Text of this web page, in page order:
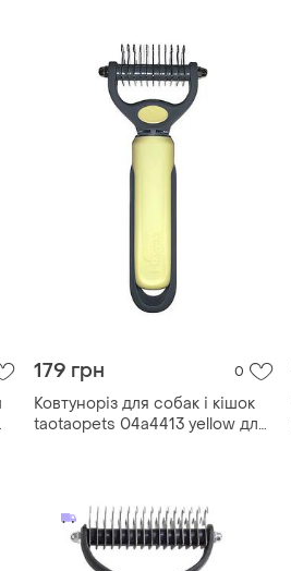
179 грн 0
Ковтуноріз для собак і кішок
taotaopets 04a4413 yellow для